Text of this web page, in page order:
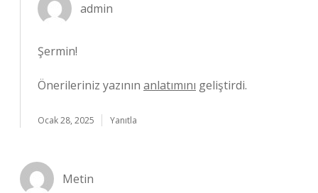
admin
Şermin!
Önerileriniz yazının anlatımını geliştirdi.
Ocak 28, 2025 Yanıtla
Metin